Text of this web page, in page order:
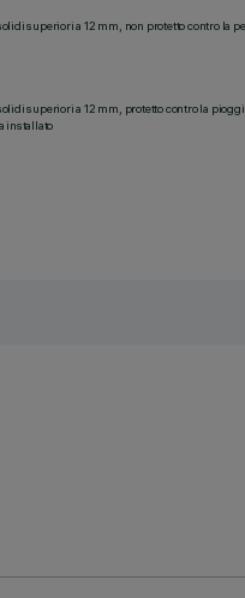
superiori a 12 mm, non protetto contro la
superiori a 12 mm, protetto contro la
installato